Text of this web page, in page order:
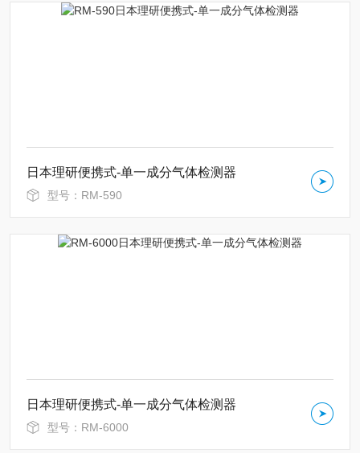
日本理研便携式-单一成分气体检测器
型号：RM-590
日本理研便携式-单一成分气体检测器
型号：RM-6000